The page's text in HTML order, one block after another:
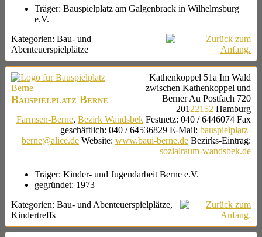
Träger: Bauspielplatz am Galgenbrack in Wilhelmsburg
e.V.
Kategorien: Bau- und
Abenteuerspielplätze
Bauspielplatz Berne
Kathenkoppel 51a Im Wald
zwischen Kathenkoppel und
Berner Au Postfach 720
201 22152 Hamburg
Farmsen-Berne, Bezirk Wandsbek Festnetz: 040 / 6446074 Fax
geschäftlich: 040 / 64536829 E-Mail: bauspielplatz-
berne@alice.de Website: www.baui-berne.de Bezirks-Eintrag:
sozialraum-wandsbek.de
Träger: Kinder- und Jugendarbeit Berne e.V.
gegründet: 1973
Kategorien: Bau- und Abenteuerspielplätze,
Kindertreffs